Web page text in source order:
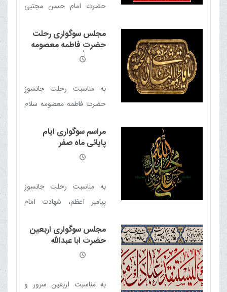
حضرت امام حسن مجتبی
در دفتر حضرت آیت الله
العظمی مکارم شیرازی برگزار
مجلس سوگواری رحلت
حضرت فاطمه معصومه
سلام الله علیها
به مناسبت رحلت جانسوز
حضرت فاطمه معصومه سلام
دفتر حضرت آیت الله العظمی
مکارم شیرازی برگزار خواهد
مراسم سوگواری ایام
پایانی ماه صفر
به مناسبت رحلت جانسوز
پیامبر اعظم، شهادت امام
علی بن موسی الرضا علیهم
السلام مجلس سوگواری
مجلس سوگواری اربعین
حضرت ابا عبدالله
الحسین علیه السلام
به مناسبت اربعین سرور و